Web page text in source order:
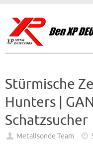
Stürmische
Hunters |
Schatzsucher
Metallsonde Team